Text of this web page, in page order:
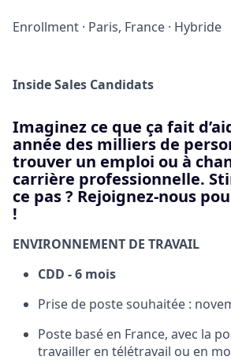
Enrollment · Paris, France · Hybride
Inside Sales Candidats
Imaginez ce que ça fait
année des milliers de
trouver un emploi ou à
carrière professionnelle.
ce pas ? Rejoignez-nous
!
ENVIRONNEMENT DE TRAVAIL
CDD - 6 mois
Prise de poste souhaitée :
Poste basé en France, avec la
travailler en télétravail ou en